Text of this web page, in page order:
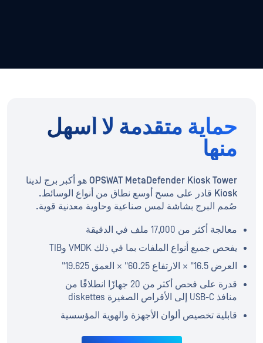
حماية متقدمة لا أسهل
منها
OPSWAT MetaDefender Kiosk Tower هو أكبر برج لدينا
Kiosk قادر على مسح أوسع نطاق من أنواع الوسائط.
صُمم البرج بشاشة لمس صناعية وحاوية معدنية قوية.
معالجة أكثر من 17,000 ملف في الدقيقة
يفحص جميع أنواع الملفات بما في ذلك VMDK وTIB
العرض 16.5" × الارتفاع 60.25" × العمق 19.625"
قدرة على فحص أكثر من 20 جهازًا انطلاقًا من
منافذ USB-C إلى الأقراص الصغيرة diskettes
قابلية تخصيص ألوان الأجهزة والهوية المؤسسية